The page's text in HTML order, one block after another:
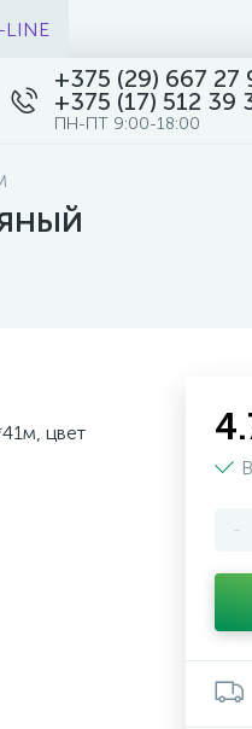
LINE
+375 (29) 667 27
+375 (17) 512 39
ПН-ПТ 9:00-18:00
цвет
-